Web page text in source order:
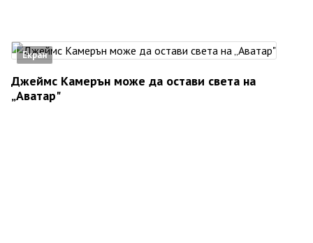
Екран
Джеймс Камерън може да остави света на
„Аватар"